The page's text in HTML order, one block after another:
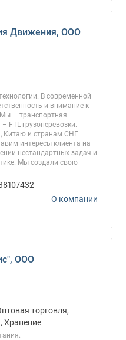
Движения, ООО
В современной
и внимание к
— транспортная
FTL грузоперевозки.
Китаю и странам СНГ
интересы клиента на
нестандартных задач и
Мы создали свою
О компании
ООО
торговля,
Хранение